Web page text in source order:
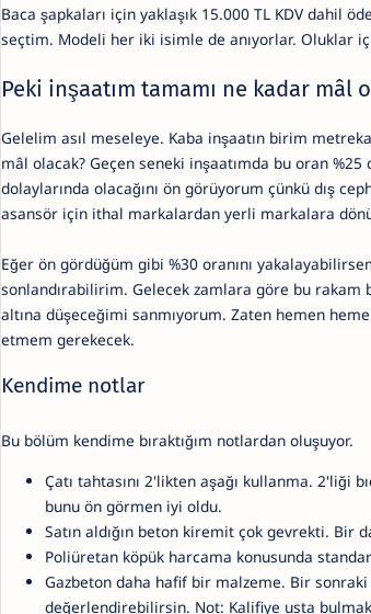
Baca şapkaları için yaklaşık 15.000 TL KDV dahil
seçtim. Modeli her iki isimle de anıyorlar. Oluklar
Peki inşaatım tamamı ne kadar mâl
Gelelim asıl meseleye. Kaba inşaatın birim
mâl olacak? Geçen seneki inşaatımda bu oran %25
dolaylarında olacağını ön görüyorum çünkü dış
asansör için ithal markalardan yerli markalara
Eğer ön gördüğüm gibi %30 oranını
sonlandırabilirim. Gelecek zamlara göre bu
altına düşeceğimi sanmıyorum. Zaten hemen
etmem gerekecek.
Kendime notlar
Bu bölüm kendime bıraktığım notlardan oluşuyor.
Çatı tahtasını 2'likten aşağı kullanma. 2'liği
bunu ön görmen iyi oldu.
Satın aldığın beton kiremit çok gevrekti. Bir
Poliüretan köpük harcama konusunda
Gazbeton daha hafif bir malzeme. Bir
değerlendirebilirsin. Not: Kalifiye usta